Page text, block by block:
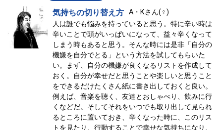
気持ちの切り替え方
A・Kさん(♀)
人は誰でも悩みを持っていると思う。特に辛い時は
辛いことで頭がいっぱいになって、益々辛くなって
しまう時もあると思う。そんな時には是非「自分の
機嫌を自分でとる」という方法を試してもらいた
い。まず、自分の機嫌が良くなるリストを作成して
おく。自分が幸せだと思うことや楽しいと思うこと
をできるだけたくさん紙に書き出しておくと良い。
例えば、音楽を聴く、友達とおしゃべり、飲みに行
くなどだ。そしてそれをいつでも取り出して見られ
るところに置いておき、辛くなった時に、このリス
トを見たり、行動することで幸せな気持ちになり、